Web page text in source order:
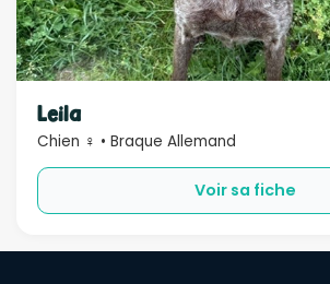
Leila
Chien ♀ • Braque Allemand
Voir sa fiche